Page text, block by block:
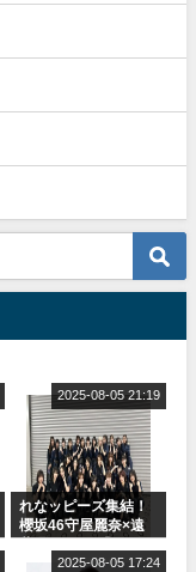
れなッピーズ集結！
櫻坂46守屋麗奈×遠
ット！」水曜スタジ
2025-08-05 21:19
2025-08-05 17:24